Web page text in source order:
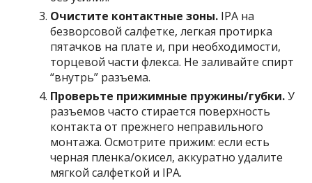
Очистите контактные зоны. IPA на
безворсовой салфетке, легкая протирка
пятачков на плате и, при необходимости,
торцевой части флекса. Не заливайте спирт
“внутрь” разъема.
Проверьте прижимные пружины/губки.У
разъемов часто стирается поверхность
контакта от прежнего неправильного
монтажа. Осмотрите прижим: если есть
черная пленка/окисел, аккуратно удалите
мягкой салфеткой и IPA.